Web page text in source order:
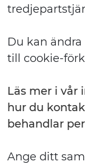
Du kan
till cookie-
Läs mer i vår
hur du
behandlar
Ange ditt